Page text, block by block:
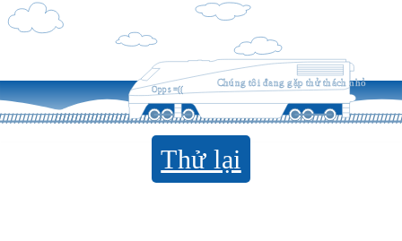
Opps =((
Chúng tôi đang gặp thử thách nhỏ
Thử lại